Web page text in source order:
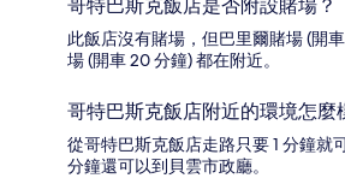
哥特巴斯克飯店是否附設賭場？
此飯店沒有賭場，但巴里爾賭場 (開
場 (開車 20 分鐘) 都在附近。
哥特巴斯克飯店附近的環境怎麼
從哥特巴斯克飯店走路只要 1 分鐘就
分鐘還可以到貝雲市政廳。